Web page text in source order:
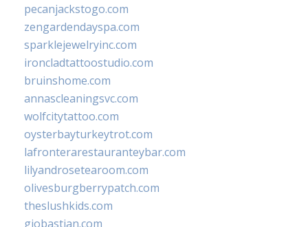
pecanjackstogo.com
zengardendayspa.com
sparklejewelryinc.com
ironcladtattoostudio.com
bruinshome.com
annascleaningsvc.com
wolfcitytattoo.com
oysterbayturkeytrot.com
lafronterarestauranteybar.com
lilyandrosetearoom.com
olivesburgberrypatch.com
theslushkids.com
giobastian.com